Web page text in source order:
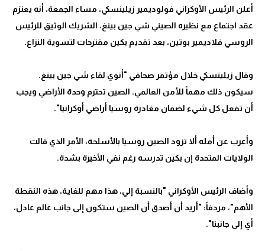
أعلن الرئيس الأوكراني فولوديمير زيلينسكي، مساء الجمعة، أنه يعتزم
عقد اجتماع مع نظيره الصيني شي جين بينغ، الشريك الوثيق للرئيس
وقال زيلينسكي خلال مؤتمر صحافي "أنوي لقاء شي جين بينغ.
سيكون ذلك مهماً للأمن العالمي. الصين تحترم وحدة الأراضي ويجب
وأعرب عن أمله ألا تزود الصين روسيا بالأسلحة، الأمر الذي قالت
وأضاف الرئيس الأوكراني "بالنسبة إلي، هذا مهم للغاية، هذه النقطة
الأهم"، مردفاً: "أريد أن أصدق أن الصين ستكون إلى جانب عالم عادل،